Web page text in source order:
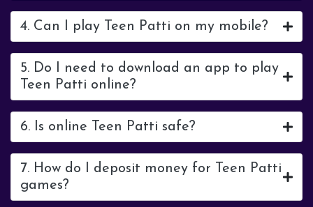
4. Can I play Teen Patti on my mobile?
5. Do I need to download an app to play
Teen Patti online?
6. Is online Teen Patti safe?
7. How do I deposit money for Teen Patti
games?